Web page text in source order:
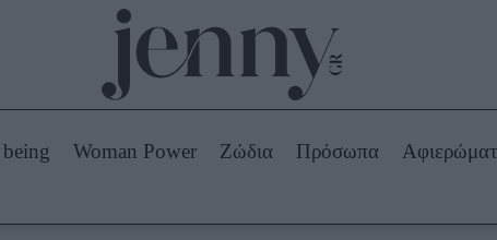
Beauty -
Ομορφιά
Skincare
Μακιγιάζ
Woman Power Ζώδια Πρόσωπα